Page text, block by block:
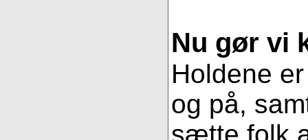
Nu gør vi
Holdene
og på,